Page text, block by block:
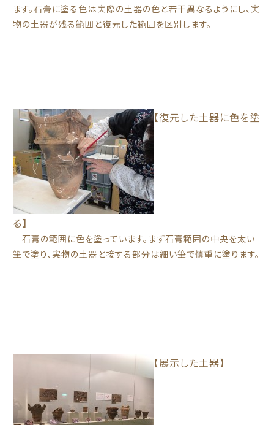
ます。石膏に塗る色は実際の土器の色と若干異なるようにし、実
物の土器が残る範囲と復元した範囲を区別します。
【復元した土器に色を塗
る】
石膏の範囲に色を塗っています。まず石膏範囲の中央を太い
筆で塗り、実物の土器と接する部分は細い筆で慎重に塗ります。
【展示した土器】